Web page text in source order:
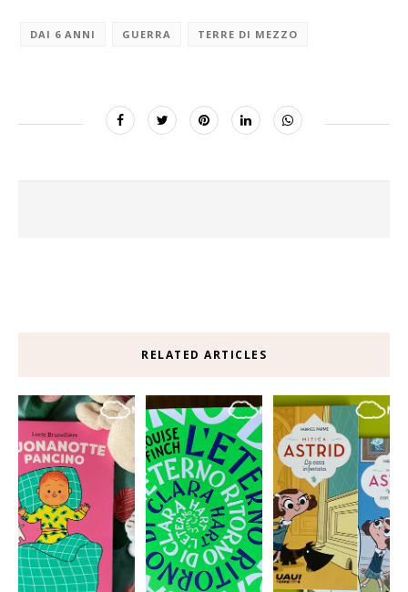
DAI 6 ANNI GUERRA TERRE DI MEZZO
RELATED ARTICLES